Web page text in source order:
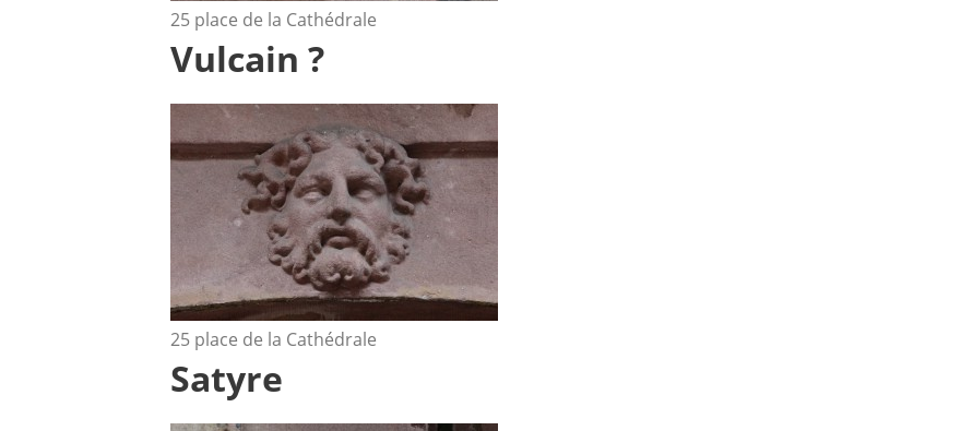
25 place de la Cathédrale
Vulcain ?
25 place de la Cathédrale
Satyre